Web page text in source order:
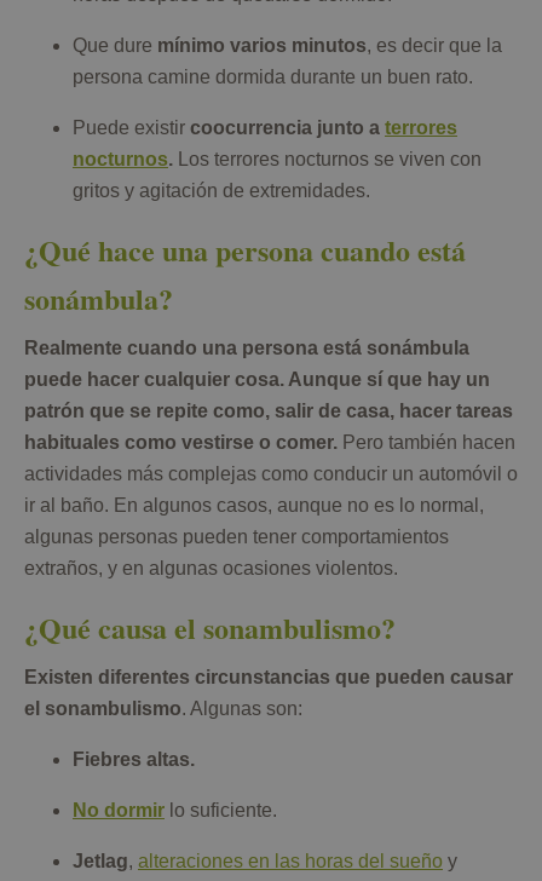
Que dure mínimo varios minutos, es decir que la
persona camine dormida durante un buen rato.
Puede existir coocurrencia junto a terrores
nocturnos. Los terrores nocturnos se viven con
gritos y agitación de extremidades.
¿Qué hace una persona cuando está
sonámbula?
Realmente cuando una persona está sonámbula
puede hacer cualquier cosa. Aunque sí que hay un
patrón que se repite como, salir de casa, hacer tareas
habituales como vestirse o comer. Pero también hacen
actividades más complejas como conducir un automóvil o
ir al baño. En algunos casos, aunque no es lo normal,
algunas personas pueden tener comportamientos
extraños, y en algunas ocasiones violentos.
¿Qué causa el sonambulismo?
Existen diferentes circunstancias que pueden causar
el sonambulismo. Algunas son:
Fiebres altas.
No dormir lo suficiente.
Jetlag, alteraciones en las horas del sueño y